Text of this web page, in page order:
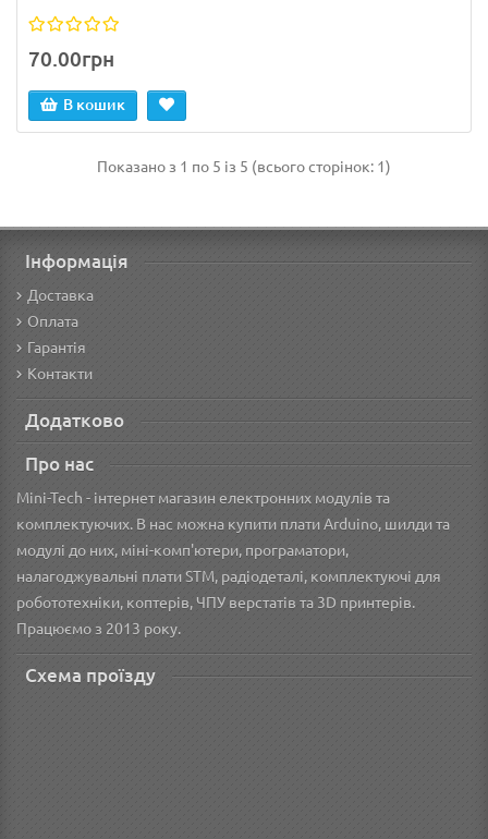
70.00грн
В кошик
Показано з 1 по 5 із 5 (всього сторінок: 1)
Інформація
Доставка
Оплата
Гарантія
Контакти
Додатково
Про нас
Mini-Tech - інтернет магазин електронних модулів та
комплектуючих. В нас можна купити плати Arduino, шилди та
модулі до них, міні-комп'ютери, програматори,
налагоджувальні плати STM, радіодеталі, комплектуючі для
робототехніки, коптерів, ЧПУ верстатів та 3D принтерів.
Працюємо з 2013 року.
Схема проїзду